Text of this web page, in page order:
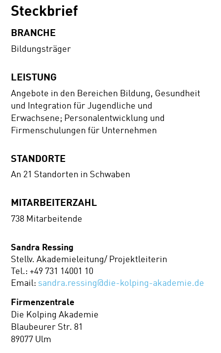
Steckbrief
BRANCHE
Bildungsträger
LEISTUNG
Angebote in den Bereichen Bildung, Gesundheit
und Integration für Jugendliche und
Erwachsene; Personalentwicklung und
Firmenschulungen für Unternehmen
STANDORTE
An 21 Standorten in Schwaben
MITARBEITERZAHL
738 Mitarbeitende
Sandra Ressing
Stellv. Akademieleitung/ Projektleiterin
Tel.: +49 731 14001 10
Email: sandra.ressing@die-kolping-akademie.de
Firmenzentrale
Die Kolping Akademie
Blaubeurer Str. 81
89077 Ulm